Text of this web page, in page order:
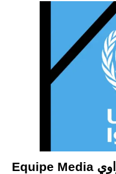
Equipe Media الفريق الإعلامي الصحراوي: